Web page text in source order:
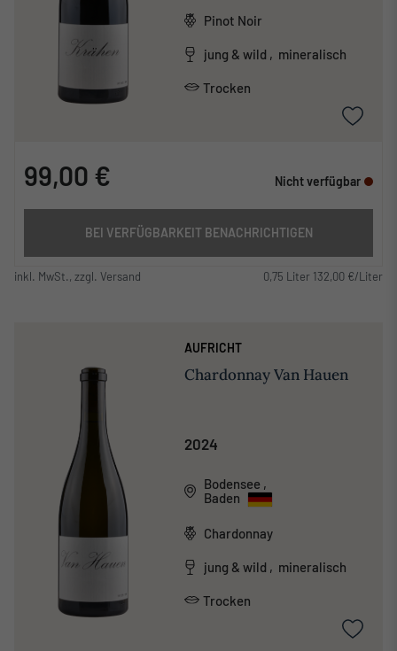
Pinot Noir
jung & wild , mineralisch
Trocken
99,00 € Nicht verfügbar
BEI VERFÜGBARKEIT BENACHRICHTIGEN
inkl. MwSt., zzgl. Versand 0,75 Liter 132,00 €/Liter
AUFRICHT
Chardonnay Van Hauen
2024
Bodensee ,
Baden
Chardonnay
jung & wild , mineralisch
Trocken